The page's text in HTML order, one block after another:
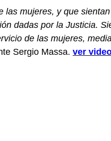
las mujeres, y que
dadas por la Justicia.
de las mujeres,
Sergio Massa. ver